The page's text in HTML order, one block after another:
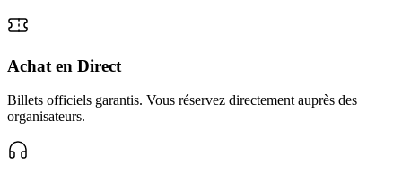
Achat en Direct
Billets officiels garantis. Vous réservez directement auprès des
organisateurs.